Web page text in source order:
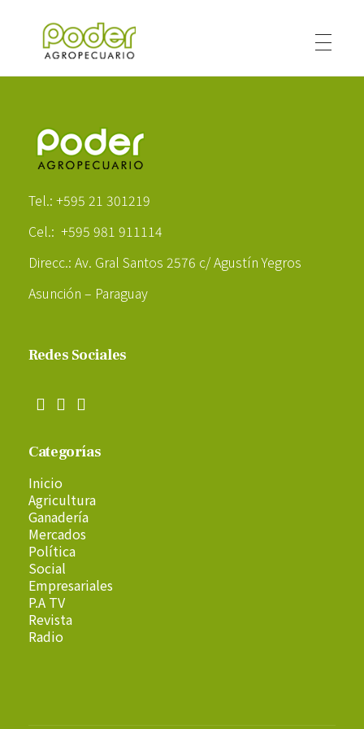
Tel.: +595 21 301219
Cel.: +595 981 911114
Direcc.: Av. Gral Santos 2576 c/ Agustín Yegros
Asunción – Paraguay
Redes Sociales
Categorías
Inicio
Agricultura
Ganadería
Mercados
Política
Social
Empresariales
P.A TV
Revista
Radio